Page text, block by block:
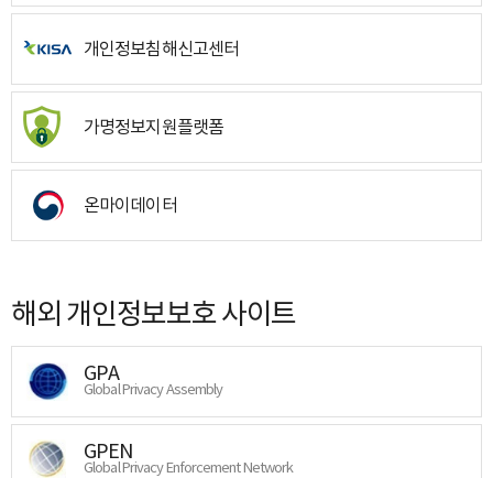
개인정보침해신고센터
가명정보지원플랫폼
온마이데이터
해외 개인정보보호 사이트
GPA
Global Privacy Assembly
GPEN
Global Privacy Enforcement Network